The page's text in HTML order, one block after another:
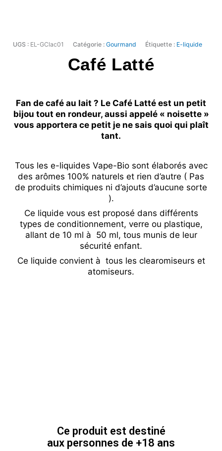
UGS : EL-GClac01 Catégorie : Gourmand Étiquette : E-liquide
Café Latté
Fan de café au lait ? Le Café Latté est un petit
bijou tout en rondeur, aussi appelé « noisette »
vous apportera ce petit je ne sais quoi qui plaît
tant.
Tous les e-liquides Vape-Bio sont élaborés avec
des arômes 100% naturels et rien d’autre ( Pas
de produits chimiques ni d’ajouts d’aucune sorte
).
Ce liquide vous est proposé dans différents
types de conditionnement, verre ou plastique,
allant de 10 ml à 50 ml, tous munis de leur
sécurité enfant.
Ce liquide convient à tous les clearomiseurs et
atomiseurs.
Ce produit est destiné
aux personnes de +18 ans